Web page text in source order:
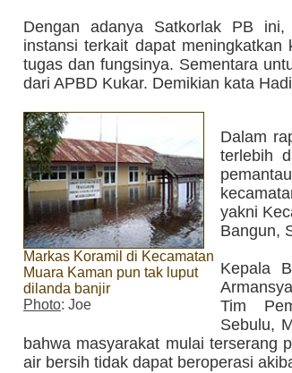
Dengan adanya Satkorlak PB
instansi terkait dapat
tugas dan fungsinya. Sementara
dari APBD Kukar. Demikian kata
Markas Koramil di Kecamatan
Muara Kaman pun tak luput
dilanda banjir
Photo: Joe
Dalam
terlebih
yakni
Bangun,
Kepala
Tim
Sebulu,
bahwa masyarakat mulai terserang
air bersih tidak dapat beroperasi